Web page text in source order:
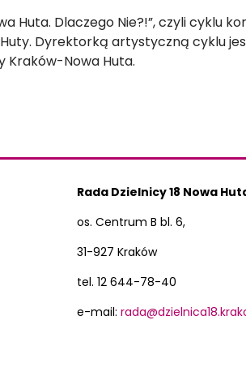
Huta. Dlaczego Nie?!”, czyli
Dyrektorką artystyczną cyklu
Kraków-Nowa Huta.
Rada Dzielnicy 18 Nowa
os. Centrum B bl. 6,
31-927 Kraków
tel. 12 644-78-40
e-mail: